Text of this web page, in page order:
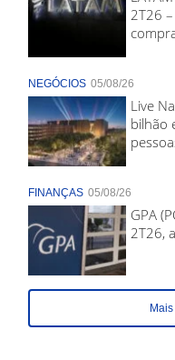
2T26
NEGÓCIOS 05/08/26
Live
bilhão
FINANÇAS 05/08/26
GPA
2T26,